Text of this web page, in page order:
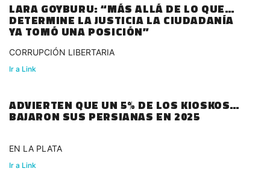
LARA GOYBURU: “MÁS ALLÁ DE LO QUE
DETERMINE LA JUSTICIA LA CIUDADANÍA
YA TOMÓ UNA POSICIÓN”
CORRUPCIÓN LIBERTARIA
Ir a Link
ADVIERTEN QUE UN 5% DE LOS KIOSKOS
BAJARON SUS PERSIANAS EN 2025
EN LA PLATA
Ir a Link